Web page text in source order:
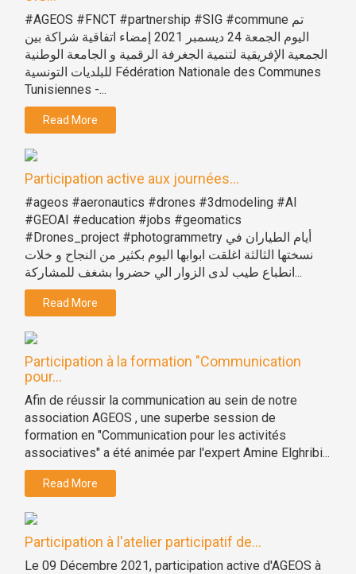
#AGEOS #FNCT #partnership #SIG #commune تم
اليوم الجمعة 24 ديسمبر 2021 إمضاء اتفاقية شراكة بين
الجمعية الإفريقية لتنمية الجغرفة الرقمية و الجامعة الوطنية
للبلديات التونسية Fédération Nationale des Communes
Tunisiennes -...
Read More
Participation active aux journées...
#ageos #aeronautics #drones #3dmodeling #AI
#GEOAI #education #jobs #geomatics
#Drones_project #photogrammetry أيام الطياران في
نسختها الثالثة اغلقت ابوابها اليوم بكثير من النجاح و خلات
انطباع طيب لدى الزوار الي حضروا بشغف للمشاركة...
Read More
Participation à la formation "Communication
pour...
Afin de réussir la communication au sein de notre
association AGEOS , une superbe session de
formation en "Communication pour les activités
associatives" a été animée par l'expert Amine Elghribi...
Read More
Participation à l'atelier participatif de...
Le 09 Décembre 2021, participation active d'AGEOS à